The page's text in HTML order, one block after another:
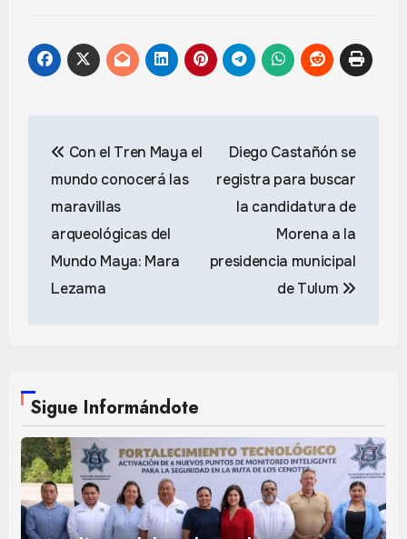
de
entradas
Con el Tren Maya el
mundo conocerá las
maravillas
arqueológicas del
Mundo Maya: Mara
Lezama
Diego Castañón se
registra para buscar
la candidatura de
Morena a la
presidencia municipal
de Tulum
Sigue Informándote